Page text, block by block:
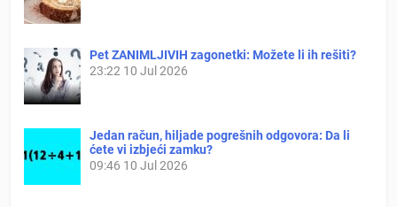
Pet ZANIMLJIVIH zagonetki: Možete li ih rešiti?
23:22 10 Jul 2026
Jedan račun, hiljade pogrešnih odgovora: Da li
ćete vi izbjeći zamku?
09:46 10 Jul 2026